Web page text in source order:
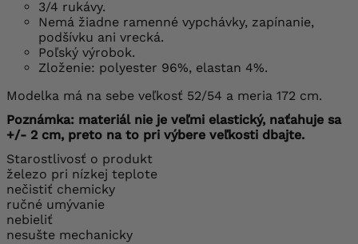
3/4 rukávy.
Nemá žiadne ramenné vypchávky, zapínanie,
podšívku ani vrecká.
Poľský výrobok.
Zloženie: polyester 96%, elastan 4%.
Modelka má na sebe veľkosť 52/54 a meria 172 cm.
Poznámka: materiál nie je veľmi elastický, naťahuje sa
+/- 2 cm, preto na to pri výbere veľkosti dbajte.
Starostlivosť o produkt
železo pri nízkej teplote
nečistiť chemicky
ručné umývanie
nebieliť
nesušte mechanicky